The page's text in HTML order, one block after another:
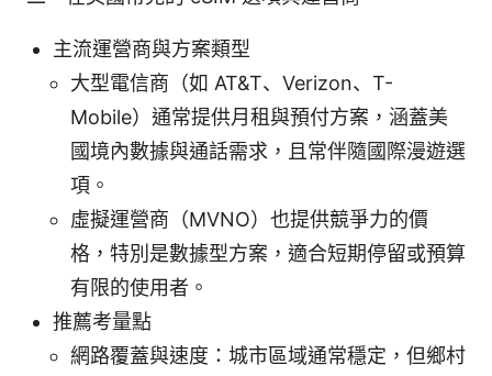
主流運營商與方案類型
大型電信商（如 AT&T、Verizon、T-
Mobile）通常提供月租與預付方案，涵蓋美
國境內數據與通話需求，且常伴隨國際漫遊選
項。
虛擬運營商（MVNO）也提供競爭力的價
格，特別是數據型方案，適合短期停留或預算
有限的使用者。
推薦考量點
網路覆蓋與速度：城市區域通常穩定，但鄉村